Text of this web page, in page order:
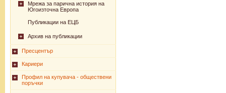
Мрежа за парична история на
Югоизточна Европа
Публикации на ЕЦБ
Архив на публикации
Пресцентър
Кариери
Профил на купувача - обществени
поръчки